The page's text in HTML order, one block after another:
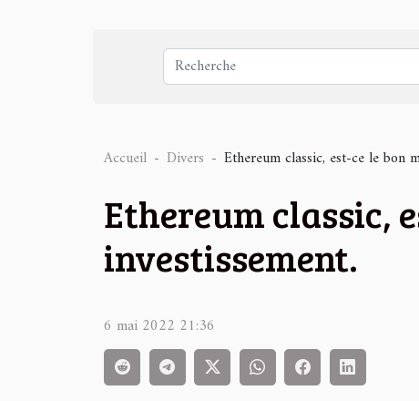
Accueil Divers Ethereum classic, est-ce le bon
Ethereum classic,
investissement.
6 mai 2022 21:36